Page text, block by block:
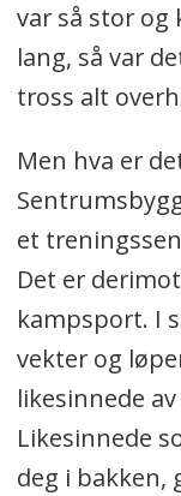
var så stor og
lang, så var
tross alt
Men hva er
et
Det er
kampsport. I
vekter og
likesinnede
Likesinnede
deg i bakken,